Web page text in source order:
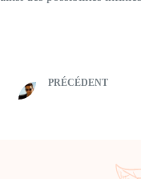
PRÉCÉDENT